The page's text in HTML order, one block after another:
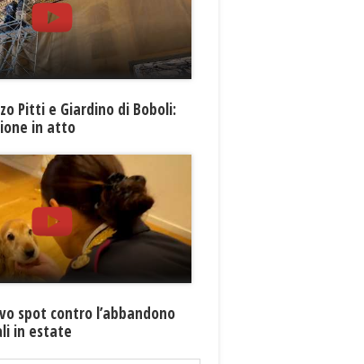
Pitti e Giardino di Boboli:
in atto
spot contro l’abbandono
in estate